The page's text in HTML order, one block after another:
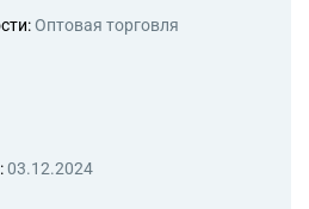
Оптовая торговля
03.12.2024